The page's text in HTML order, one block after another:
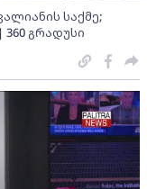
საქმე;
გრადუსი